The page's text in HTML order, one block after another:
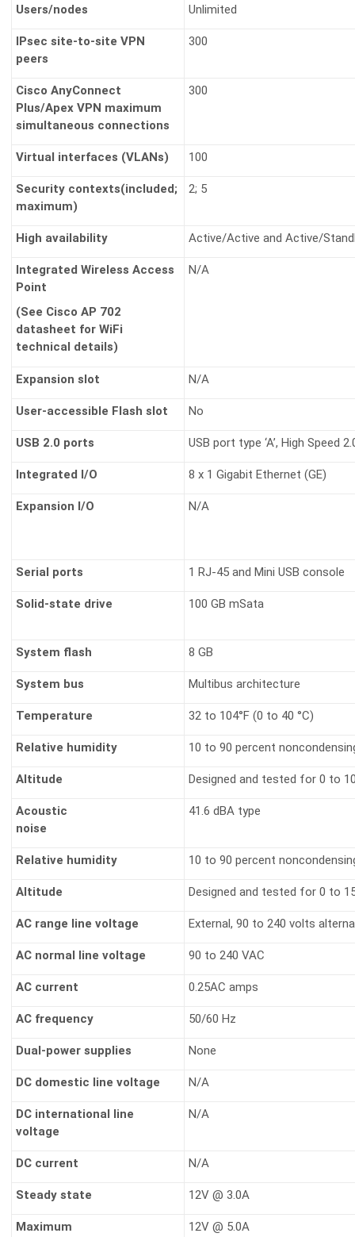
Users/nodes Unlimited
IPsec site-to-site VPN
peers
300
Cisco AnyConnect
Plus/Apex VPN maximum
simultaneous connections
300
Virtual interfaces (VLANs) 100
Security contexts(included;
maximum)
2; 5
High availability Active/Active and Active/
Integrated Wireless Access
Point
(See Cisco AP 702
datasheet for WiFi
technical details)
N/A
Expansion slot N/A
User-accessible Flash slot No
USB 2.0 ports USB port type ‘A’, High Speed
Integrated I/O 8 x 1 Gigabit Ethernet (GE)
Expansion I/O N/A
Serial ports 1 RJ-45 and Mini USB console
Solid-state drive 100 GB mSata
System flash 8 GB
System bus Multibus architecture
Temperature 32 to 104°F (0 to 40 °C)
Relative humidity 10 to 90 percent
Altitude Designed and tested for 0 to
Acoustic
noise
41.6 dBA type
Relative humidity 10 to 90 percent
Altitude Designed and tested for 0 to
AC range line voltage External, 90 to 240 volts
AC normal line voltage 90 to 240 VAC
AC current 0.25AC amps
AC frequency 50/60 Hz
Dual-power supplies None
DC domestic line voltage N/A
DC international line
voltage
N/A
DC current N/A
Steady state 12V @ 3.0A
Maximum
12V @ 5.0A